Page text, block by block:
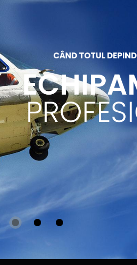
CÂND TOTUL